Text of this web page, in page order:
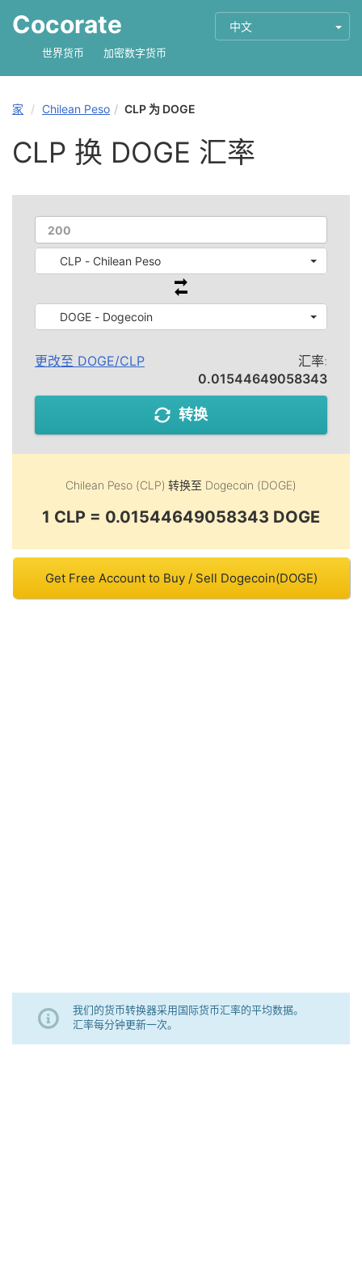
Cocorate 中文
世界货币 加密数字货币
家 Chilean Peso CLP 为 DOGE
CLP 换 DOGE 汇率
CLP - Chilean Peso
DOGE - Dogecoin
更改至 DOGE/CLP
汇率:
0.01544649058343
转换
Chilean Peso (CLP) 转换至 Dogecoin (DOGE)
1 CLP = 0.01544649058343 DOGE
Get Free Account to Buy / Sell Dogecoin(DOGE)
我们的货币转换器采用国际货币汇率的平均数据。
汇率每分钟更新一次。